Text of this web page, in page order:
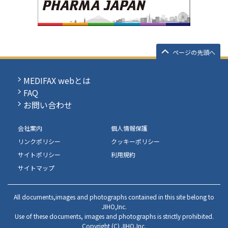
ページの先頭へ
MEDIFAX webとは
FAQ
お問い合わせ
会社案内
個人情報保護
リンクポリシー
クッキーポリシー
サイトポリシー
利用規約
サイトマップ
All documents,images and photographs contained in this site belong to
JIHO,Inc.
Use of these documents, images and photographs is strictly prohibited.
Copyright (C) JIHO,Inc.